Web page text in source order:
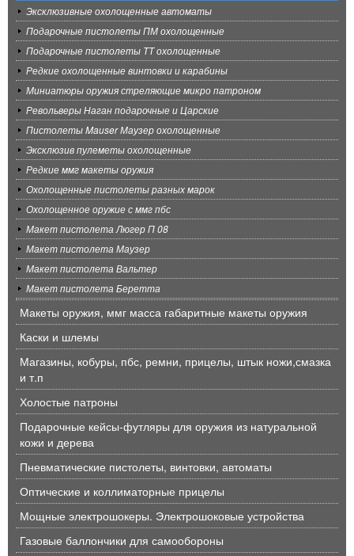
Эксклюзивные охолощенные автоматы
Подарочные пистолеты ПМ охолощенные
Подарочные пистолеты ТТ охолощенные
Редкие охолощенные винтовки и карабины
Миниатюры оружия стреляющие микро патроном
Револьверы Наган подарочные и Царские
Пистолеты Mauser Маузер охолощенные
Эксклюзив пулеметы охолощенные
Редкие ммг макеты оружия
Охолощенные пистолеты разных марок
Охолощенное оружие с ммг пбс
Макет пистолета Люгер П 08
Макет пистолета Маузер
Макет пистолета Вальтер
Макет пистолета Беретта
Макеты оружия, ммг масса габаритные макеты оружия
Каски и шлемы
Магазины, кобуры, пбс, ремни, прицелы, штык ножи,смазка
и т.п
Холостые патроны
Подарочные кейсы-футляры для оружия из натуральной
кожи и дерева
Пневматические пистолеты, винтовки, автоматы
Оптические и коллиматорные прицелы
Мощные электрошокеры. Электрошоковые устройства
Газовые баллончики для самообороны